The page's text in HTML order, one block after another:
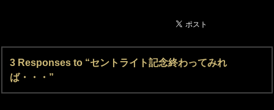
3 Responses to “セントライト記念終わってみれ
ば・・・”